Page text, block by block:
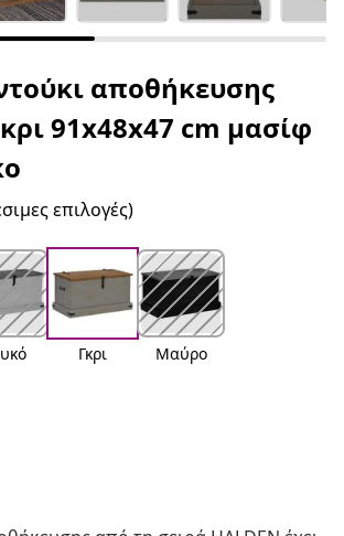
αποθήκευσης
91x48x47 cm μασίφ
επιλογές)
Γκρι Μαύρο